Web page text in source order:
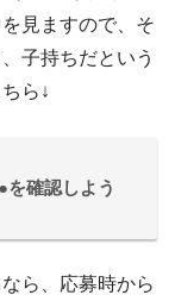
見ますので、そ
子持ちだという
ら↓
確認しよう
ら、応募時から